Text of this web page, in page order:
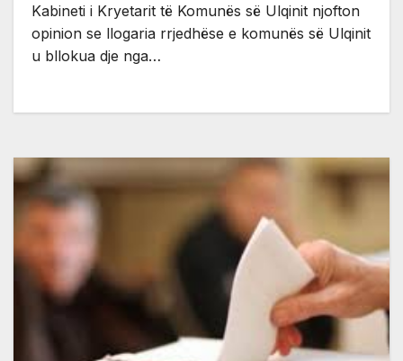
Kabineti i Kryetarit të Komunës së Ulqinit njofton
opinion se llogaria rrjedhëse e komunës së Ulqinit
u bllokua dje nga…